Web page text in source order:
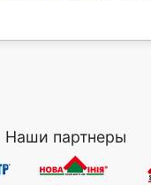
Наши партнеры